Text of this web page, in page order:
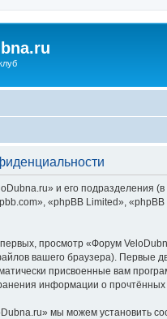
и его
«phpBB Limited»,
просмотр «Форум
вашего браузера). Первые
присвоенные вам
информации о
мы можем установить